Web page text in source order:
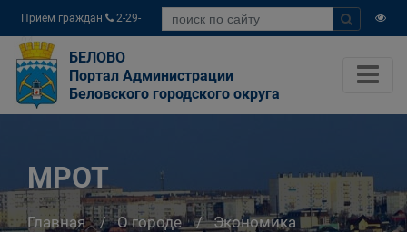
Прием граждан
2-29-
04
БЕЛОВО
Портал Администрации
Беловского городского округа
МРОТ
Главная О городе
Экономика